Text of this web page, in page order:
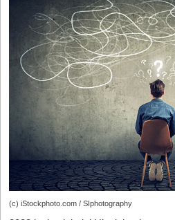
(c) iStockphoto.com / SIphotography